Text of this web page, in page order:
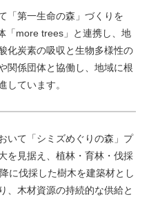
「第一生命の森」づくりを
「more trees」と連携し、地
化炭素の吸収と生物多様性の
関係団体と協働し、地域に根
しています。
いて「シミズめぐりの森」プ
を見据え、植林・育林・伐採
に伐採した樹木を建築材とし
、木材資源の持続的な供給と